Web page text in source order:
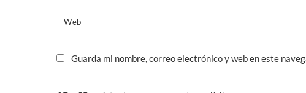
Web
Guarda mi nombre, correo electrónico y web en este